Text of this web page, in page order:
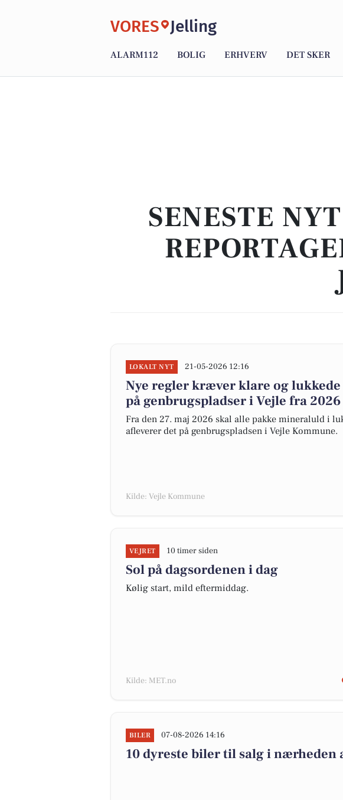
VORES Jelling
ALARM112 BOLIG ERHVERV DET SKER
SENESTE
LOKALT NYT 21-05-2026 12:16
Nye regler kræver klare og
på genbrugspladser i Vejle fra 2026
Fra den 27. maj 2026 skal alle pakke mineraluld i
afleverer det på genbrugspladsen i Vejle Kommune.
Kilde: Vejle Kommune
VEJRET 10 timer siden
Sol på dagsordenen i dag
Kølig start, mild eftermiddag.
Kilde: MET.no
BILER 07-08-2026 14:16
10 dyreste biler til salg i nærheden